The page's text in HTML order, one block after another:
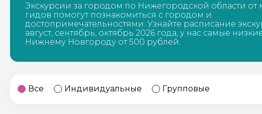
Калининград
Россия
Кисловодск
Россия
20 экскурсий
Дербент 17 экскурсий
Экскурсии за городом по Нижегородской области от
гидов помогут познакомиться с городом и
достопримечательностями. Узнайте расписание
август, сентябрь, октябрь 2026 года, у нас самые
Нижнему Новгороду от 500 рублей.
Все Индивидуальные Групповые